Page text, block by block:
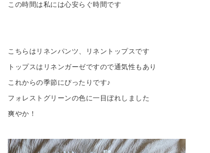
この時間は私には心安らぐ時間です
こちらはリネンパンツ、リネントップスです
トップスはリネンガーゼですので通気性もあり
これからの季節にぴったりです♪
フォレストグリーンの色に一目ぼれしました
爽やか！